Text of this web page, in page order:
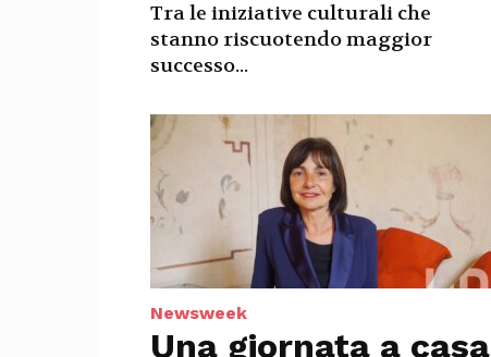
Tra le iniziative culturali che
stanno riscuotendo maggior
successo...
Newsweek
Una giornata a casa